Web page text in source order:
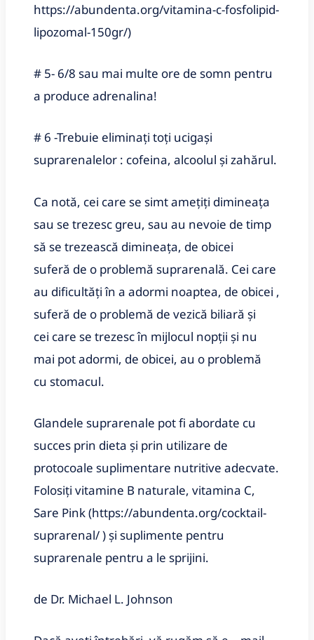
https://abundenta.org/vitamina-c-fosfolipid-
lipozomal-150gr/)
# 5- 6/8 sau mai multe ore de somn pentru
a produce adrenalina!
# 6 -Trebuie eliminați toți ucigași
suprarenalelor : cofeina, alcoolul și zahărul.
Ca notă, cei care se simt amețiți dimineața
sau se trezesc greu, sau au nevoie de timp
să se trezească dimineața, de obicei
suferă de o problemă suprarenală. Cei care
au dificultăți în a adormi noaptea, de obicei ,
suferă de o problemă de vezică biliară și
cei care se trezesc în mijlocul nopții și nu
mai pot adormi, de obicei, au o problemă
cu stomacul.
Glandele suprarenale pot fi abordate cu
succes prin dieta și prin utilizare de
protocoale suplimentare nutritive adecvate.
Folosiți vitamine B naturale, vitamina C,
Sare Pink (https://abundenta.org/cocktail-
suprarenal/ ) și suplimente pentru
suprarenale pentru a le sprijini.
de Dr. Michael L. Johnson